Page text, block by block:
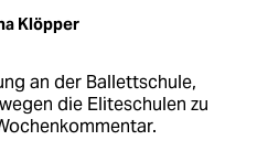
Klöpper
an der Ballettschule,
die Eliteschulen zu